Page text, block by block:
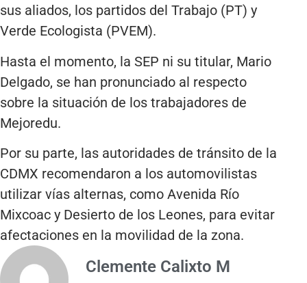
sus aliados, los partidos del Trabajo (PT) y
Verde Ecologista (PVEM).
Hasta el momento, la SEP ni su titular, Mario
Delgado, se han pronunciado al respecto
sobre la situación de los trabajadores de
Mejoredu.
Por su parte, las autoridades de tránsito de la
CDMX recomendaron a los automovilistas
utilizar vías alternas, como Avenida Río
Mixcoac y Desierto de los Leones, para evitar
afectaciones en la movilidad de la zona.
Clemente Calixto M